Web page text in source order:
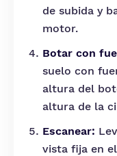
de subida y
motor.
Botar con
suelo con
altura del
altura de la
Escanear:
vista fija en